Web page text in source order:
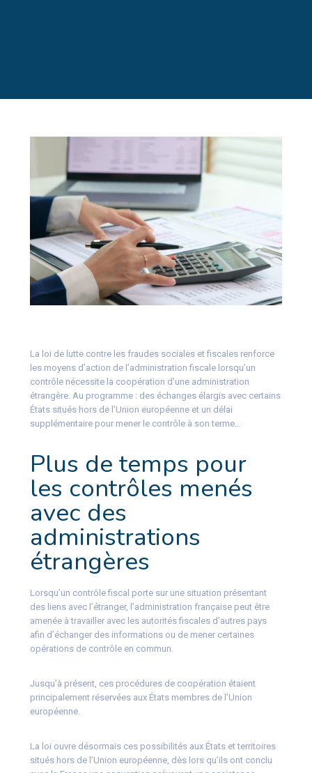
La loi de lutte contre les fraudes sociales et fiscales renforce
les moyens d’action de l’administration fiscale lorsqu’un
contrôle nécessite la coopération d’une administration
étrangère. Au programme : des échanges élargis avec certains
États situés hors de l’Union européenne et un délai
supplémentaire pour mener le contrôle à son terme…
Plus de temps pour
les contrôles menés
avec des
administrations
étrangères
Lorsqu’un contrôle fiscal porte sur une situation présentant
des liens avec l’étranger, l’administration française peut être
amenée à travailler avec les autorités fiscales d’autres pays
afin d’échanger des informations ou de mener certaines
opérations de contrôle en commun.
Jusqu’à présent, ces procédures de coopération étaient
principalement réservées aux États membres de l’Union
européenne.
La loi ouvre désormais ces possibilités aux États et territoires
situés hors de l’Union européenne, dès lors qu’ils ont conclu